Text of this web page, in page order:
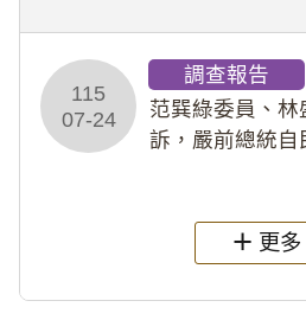
術倫理等情案
31)
115
07-24
調查報告
范巽綠委員、
訴，嚴前總統自
過世後，總統
繼續留住
更多